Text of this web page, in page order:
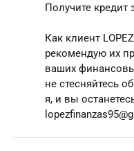
Получите кредит
Как клиент
рекомендую их
ваших
не стесняйтесь
я, и вы